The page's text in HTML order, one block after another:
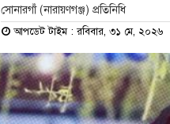
সোনারগাঁ (নারায়ণগঞ্জ) প্রতিনিধি
আপডেট টাইম : রবিবার, ৩১ মে, ২০২৬